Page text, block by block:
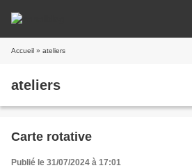
Accueil » ateliers
ateliers
Carte rotative
Publié le 31/07/2024 à 17:01